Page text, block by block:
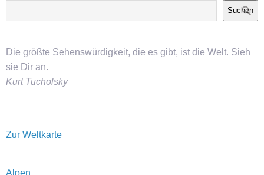
Suchen
Die größte Sehenswürdigkeit, die es gibt, ist die Welt. Sieh
sie Dir an.
Kurt Tucholsky
Zur Weltkarte